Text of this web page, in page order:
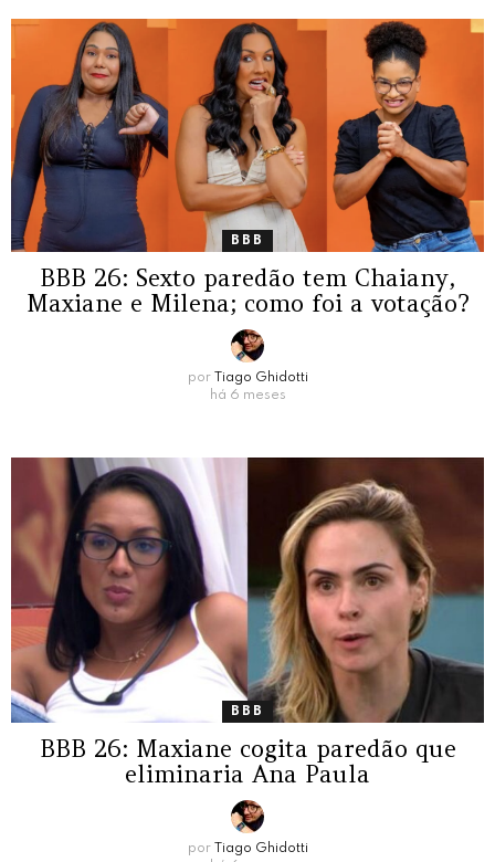
BBB
BBB 26: Sexto paredão tem Chaiany,
Maxiane e Milena; como foi a votação?
por
Tiago Ghidotti
há 6 meses
BBB
BBB 26: Maxiane cogita paredão que
eliminaria Ana Paula
por
Tiago Ghidotti